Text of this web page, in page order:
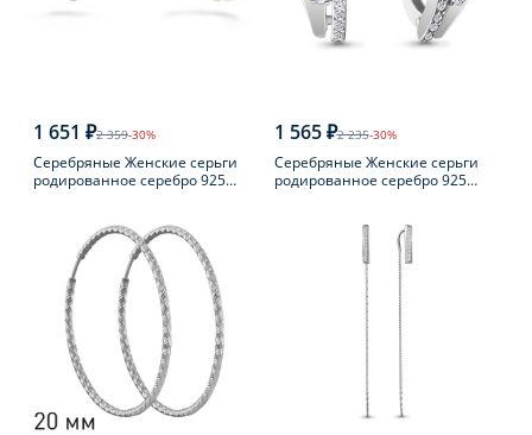
1 651 ₽2 359-30%
Серебряные Женские серьги
родированное серебро 925
1 565 ₽2 235-30%
Серебряные Женские серьги
родированное серебро 925